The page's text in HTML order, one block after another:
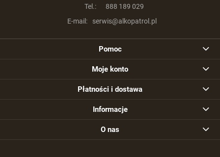
Tel.:
888 189 029
E-mail:
serwis@alkopatrol.pl
Pomoc
Moje konto
Płatności i dostawa
Informacje
O nas